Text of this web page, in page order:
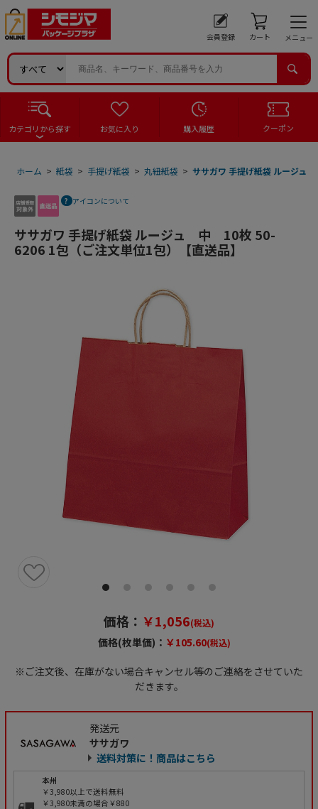
会員登録 カート メニュー
カテゴリから探す お気に入り 購入履歴 クーポン
ホーム > 紙袋 > 手提げ紙袋 > 丸紐紙袋 > ササガワ 手提げ紙袋 ルージュ
アイコンについて
ササガワ 手提げ紙袋 ルージュ 中 10枚 50-
6206 1包（ご注文単位1包）【直送品】
価格： ￥1,056(税込)
価格(枚単価)： ￥105.60(税込)
※ご注文後、在庫がない場合キャンセル等のご連絡をさせていた
だきます。
発送元
ササガワ
送料対策に！商品はこちら
本州
￥3,980以上で送料無料
￥3,980未満の場合￥880